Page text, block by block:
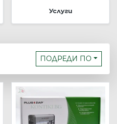
Услуги
ПОДРЕДИ ПО